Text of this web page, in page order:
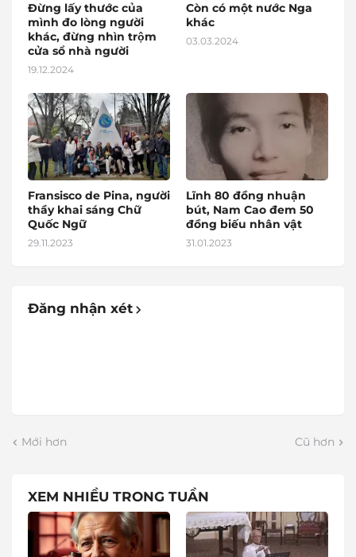
Đừng lấy thước của
mình đo lòng người
khác, đừng nhìn trộm
cửa sổ nhà người
19.12.2024
Còn có một nước Nga
khác
03.03.2024
Fransisco de Pina, người
thầy khai sáng Chữ
Quốc Ngữ
29.11.2023
Lĩnh 80 đồng nhuận
bút, Nam Cao đem 50
đồng biếu nhân vật
31.01.2023
Đăng nhận xét
Mới hơn Cũ hơn
XEM NHIỀU TRONG TUẦN